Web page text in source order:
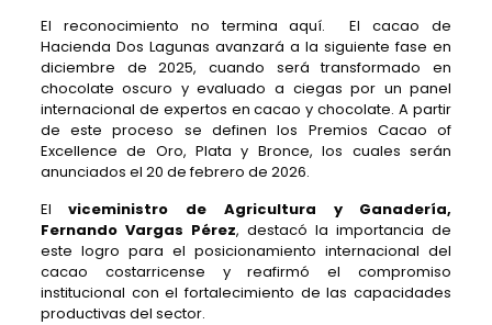
El reconocimiento no termina aquí. El cacao de
Hacienda Dos Lagunas avanzará a la siguiente fase en
diciembre de 2025, cuando será transformado en
chocolate oscuro y evaluado a ciegas por un panel
internacional de expertos en cacao y chocolate. A partir
de este proceso se definen los Premios Cacao of
Excellence de Oro, Plata y Bronce, los cuales serán
anunciados el 20 de febrero de 2026.
Elviceministro de Agricultura y Ganadería,
Fernando Vargas Pérez, destacó la importancia de
este logro para el posicionamiento internacional del
cacao costarricense y reafirmó el compromiso
institucional con el fortalecimiento de las capacidades
productivas del sector.